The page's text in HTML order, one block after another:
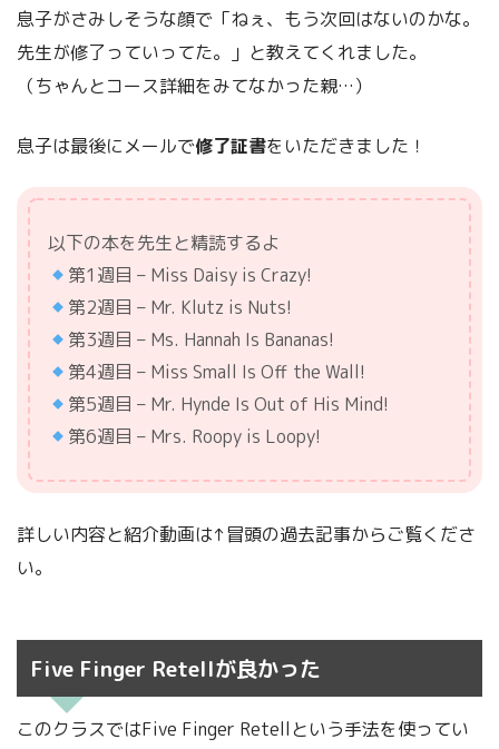
息子がさみしそうな顔で「ねぇ、もう次回はないのかな。
先生が修了っていってた。」と教えてくれました。
（ちゃんとコース詳細をみてなかった親…）
息子は最後にメールで修了証書をいただきました！
以下の本を先生と精読するよ
第1週目 – Miss Daisy is Crazy!
第2週目 – Mr. Klutz is Nuts!
第3週目 – Ms. Hannah Is Bananas!
第4週目 – Miss Small Is Off the Wall!
第5週目 – Mr. Hynde Is Out of His Mind!
第6週目 – Mrs. Roopy is Loopy!
詳しい内容と紹介動画は↑冒頭の過去記事からご覧くださ
い。
Five Finger Retellが良かった
このクラスではFive Finger Retellという手法を使ってい